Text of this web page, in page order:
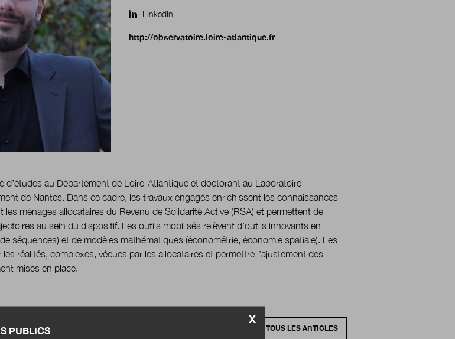
LinkedIn
http://observatoire.loire-atlantique.fr
d’études au Département de Loire-Atlantique et doctorant au Laboratoire
de Nantes. Dans ce cadre, les travaux engagés enrichissent les connaissances
les ménages allocataires du Revenu de Solidarité Active (RSA) et permettent de
au sein du dispositif. Les outils mobilisés relèvent d’outils innovants en
séquences) et de modèles mathématiques (économétrie, économie spatiale). Les
réalités, complexes, vécues par les allocataires et permettre l’ajustement des
mises en place.
VOIR TOUS LES ARTICLES
X
PUBLICS